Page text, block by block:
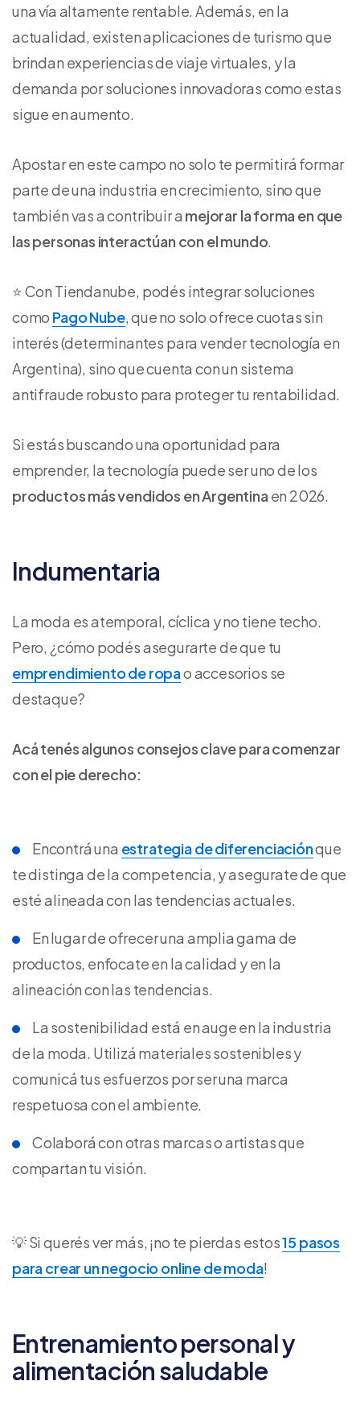
una vía altamente rentable. Además, en la
actualidad, existen aplicaciones de turismo que
brindan experiencias de viaje virtuales, y la
demanda por soluciones innovadoras como estas
sigue en aumento.
Apostar en este campo no solo te permitirá formar
parte de una industria en crecimiento, sino que
también vas a contribuir a mejorar la forma en que
las personas interactúan con el mundo.
⭐ Con Tiendanube, podés integrar soluciones
como Pago Nube, que no solo ofrece cuotas sin
interés (determinantes para vender tecnología en
Argentina), sino que cuenta con un sistema
antifraude robusto para proteger tu rentabilidad.
Si estás buscando una oportunidad para
emprender, la tecnología puede ser uno de los
productos más vendidos en Argentina en 2026.
Indumentaria
La moda es atemporal, cíclica y no tiene techo.
Pero, ¿cómo podés asegurarte de que tu
emprendimiento de ropao accesorios se
destaque?
Acá tenés algunos consejos clave para comenzar
con el pie derecho:
Encontrá una estrategia de diferenciaciónque
te distinga de la competencia, y asegurate de que
esté alineada con las tendencias actuales.
En lugar de ofrecer una amplia gama de
productos, enfocate en la calidad y en la
alineación con las tendencias.
La sostenibilidad está en auge en la industria
de la moda. Utilizá materiales sostenibles y
comunicá tus esfuerzos por ser una marca
respetuosa con el ambiente.
Colaborá con otras marcas o artistas que
compartan tu visión.
💡 Si querés ver más, ¡no te pierdas estos15 pasos
para crear un negocio online de moda!
Entrenamiento personal y
alimentación saludable